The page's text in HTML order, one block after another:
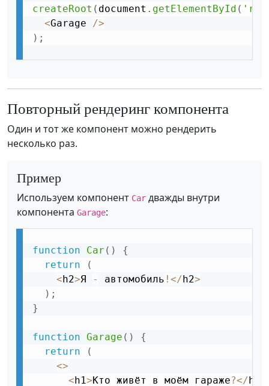
createRoot ( document . getElementById (
<Garage />
) ;
Повторный рендеринг компонента
Один и тот же компонент можно рендерить
несколько раз.
Пример
Используем компонент Car дважды внутри
компонента Garage:
function Car ( )
{
return
(
< h2>Я - автомобиль ! </ h2>
) ;
}
function Garage ( )
{
return
(
<>
< h1>Кто живёт в моём гараже?</ h1